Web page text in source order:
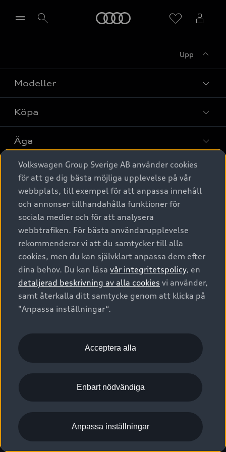
Upp
Modeller
Alla modeller
Elbilar
A6 modellerna
SUV
Avant
Audi Sport
Köpa
Privaterbjudanden
Privatleasing
Nya bilar i lager
Begagnade bilar i lager
Audi approved :plus - så gott som nya
Finansiering
Audi exclusive
Provkörning
Äga
Service & tillbehör
Audi digital services
Originaltillbehör - köp online
Garantier
Försäkring
Digitala manualer för din Audi
Audi Collection – livsstilsartiklar
Vanliga frågor
2G/3G nätet stängs ned - Hur påverkas min bil av detta?
Tjänstebil
Tjänstebil
Business lease online
Företagsleasing
Om Audi Sverige
Kontakta oss
Audi Återförsäljare/-serviceverkstad
myAudi
Pressmeddelanden
Nyhetsbrev
Vårt hållbarhetsarbete
Lediga tjänster huvudkontor
Lediga tjänster hos Audi Återförsäljare
Kommentar till mediauppgifter om dataläcka
© 2026 AUDI SVERIGE. All Rights Reserved.
Utgivare Juridiskt
Juridiskt Audi AG
Juridiskt Audi Digital Giveaway
Anpassa inställningar för cookies
Visselblåsarkanaler
Volkswagen Group Sverige AB använder cookies
för att ge dig bästa möjliga upplevelse på vår
webbplats, till exempel för att anpassa innehåll
och annonser tillhandahålla funktioner för
sociala medier och för att analysera
webbtrafiken. För bästa användarupplevelse
rekommenderar vi att du samtycker till alla
cookies, men du kan självklart anpassa dem efter
dina behov. Du kan läsa vår integritetspolicy, en
detaljerad beskrivning av alla cookies vi använder,
samt återkalla ditt samtycke genom att klicka på
"Anpassa inställningar“.
Acceptera alla
Enbart nödvändiga
Anpassa inställningar